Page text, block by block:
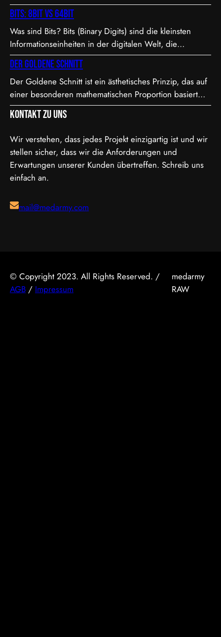
Bezug auf Qualität, Dateigröße und Bitrate abgestimmt.
Hier sind die Details zu den Formaten: 1. XAVC S-I DCI:
• Dies ist eine intraframe-Version von XAVC S, die in DCI
4K-Auflösung (4096×2160) arbeitet. “I” steht für
Intraframe, was bedeutet, dass jedes Bild einzeln…
Bits: 8bit vs 64bit
Was sind Bits? Bits (Binary Digits) sind die kleinsten
Informationseinheiten in der digitalen Welt, die
entweder den Wert 0 oder 1 annehmen können. In der
Videoproduktion, speziell bei der Farbdarstellung und
Verarbeitung, spielt die Bit-Tiefe eine entscheidende
Rolle. Je höher die Bit-Tiefe, desto mehr Informationen
können über die Helligkeit und Farben eines Pixels
gespeichert werden.…
Der Goldene Schnitt
Der Goldene Schnitt ist ein ästhetisches Prinzip, das auf
einer besonderen mathematischen Proportion basiert
und in der Kunst, Architektur, Fotografie und im Film
Anwendung findet. Diese Proportion wird als besonders
harmonisch und natürlich empfunden. Sie ist etwa 1,618
zu 1, was in der Mathematik als das Verhältnis der
Fibonacci-Folge bekannt ist. Mathematische Erklärung
des Goldenen…
Kontakt zu uns
Wir verstehen, dass jedes Projekt einzigartig ist und wir
stellen sicher, dass wir die Anforderungen und
Erwartungen unserer Kunden übertreffen. Schreib uns
einfach an.
mail@medarmy.com
© Copyright 2023. All Rights Reserved. /
AGB / Impressum
medarmy
RAW